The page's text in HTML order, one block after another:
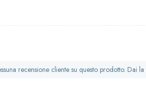
recensione cliente su questo prodotto. Dai